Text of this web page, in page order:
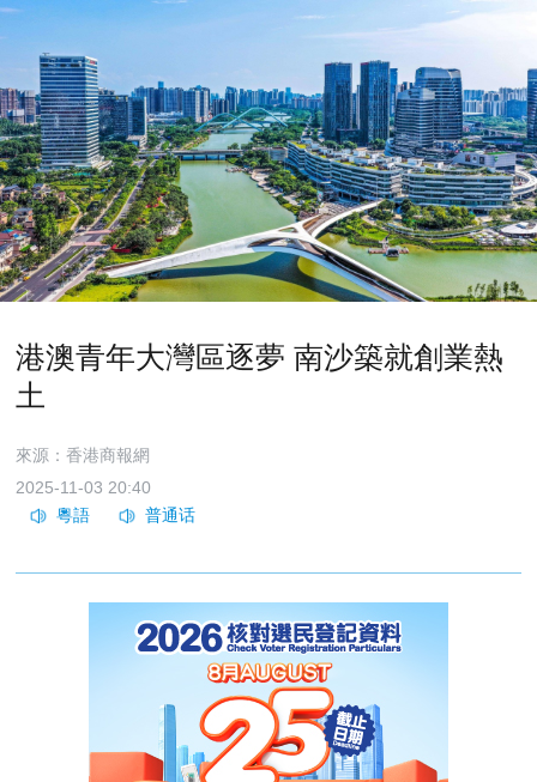
港澳青年大灣區逐夢 南沙築就創業熱
土
來源：香港商報網
2025-11-03 20:40